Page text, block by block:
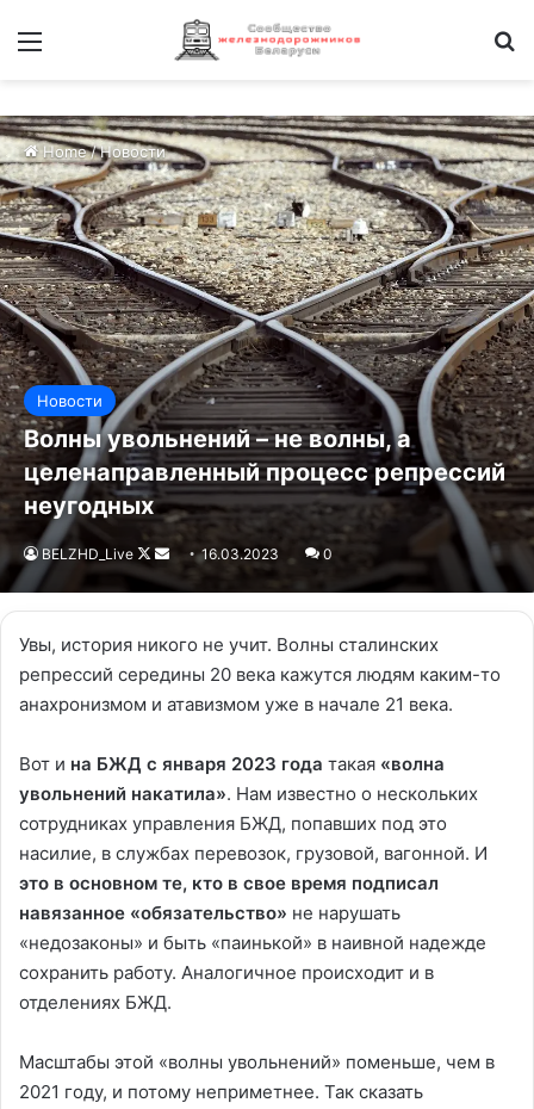
Home/Новости
Новости
Волны увольнений – не волны, а
целенаправленный процесс репрессий
неугодных
BELZHD_Live
Follow
on
X
Send
an
email
16.03.2023 0
Увы, история никого не учит. Волны сталинских
репрессий середины 20 века кажутся людям каким-то
анахронизмом и атавизмом уже в начале 21 века.
Вот и на БЖД с января 2023 года такая «волна
увольнений накатила». Нам известно о нескольких
сотрудниках управления БЖД, попавших под это
насилие, в службах перевозок, грузовой, вагонной. И
это в основном те, кто в свое время подписал
навязанное «обязательство» не нарушать
«недозаконы» и быть «паинькой» в наивной надежде
сохранить работу. Аналогичное происходит и в
отделениях БЖД.
Масштабы этой «волны увольнений» поменьше, чем в
2021 году, и потому неприметнее. Так сказать